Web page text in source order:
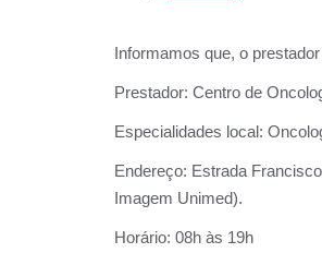
Informamos que, o
Prestador: Centro de
Especialidades local:
Endereço: Estrada
Imagem Unimed).
Horário: 08h às 19h